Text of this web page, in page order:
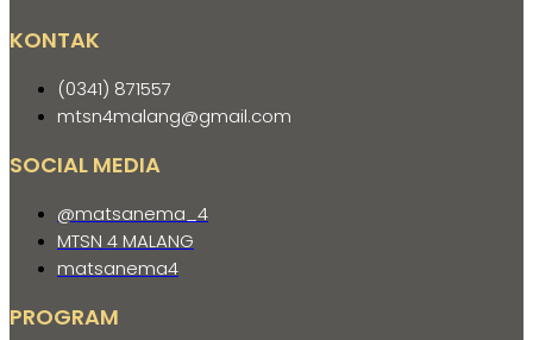
KONTAK
(0341) 871557
mtsn4malang@gmail.com
SOCIAL MEDIA
@matsanema_4
MTSN 4 MALANG
matsanema4
PROGRAM